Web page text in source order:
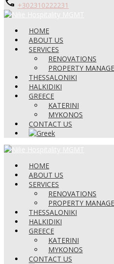
+302310222231
HOME
ABOUT US
SERVICES
RENOVATIONS
PROPERTY
THESSALONIKI
HALKIDIKI
GREECE
KATERINI
MYKONOS
CONTACT US
HOME
ABOUT US
SERVICES
RENOVATIONS
PROPERTY
THESSALONIKI
HALKIDIKI
GREECE
KATERINI
MYKONOS
CONTACT US